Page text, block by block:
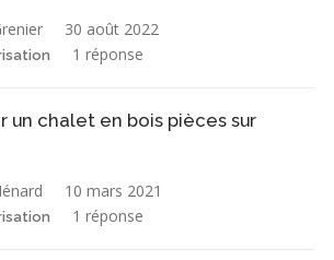
30 août 2022
1 réponse
un chalet en bois pièces sur
10 mars 2021
1 réponse